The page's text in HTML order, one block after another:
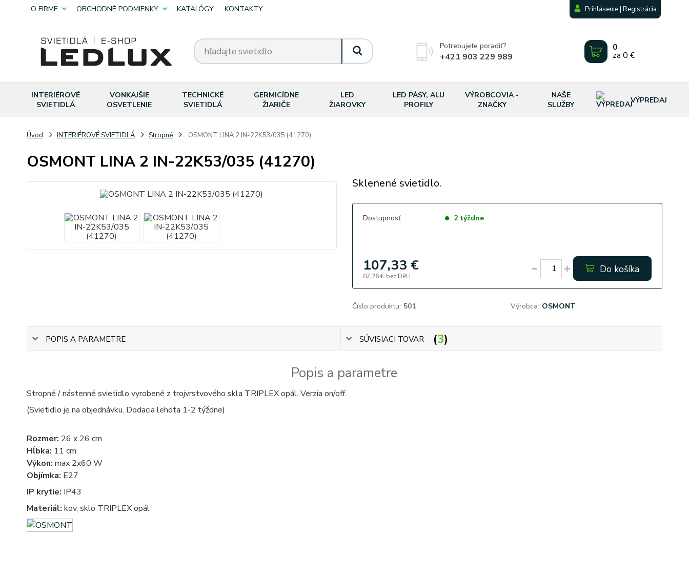
O FIRME OBCHODNÉ PODMIENKY KATALÓGY KONTAKTY Prihlásenie | Registrácia
Potrebujete poradiť?
+421 903 229 989
0
za 0 €
INTERIÉROVÉ
SVIETIDLÁ
VONKAJŠIE
OSVETLENIE
TECHNICKÉ
SVIETIDLÁ
GERMICÍDNE
ŽIARIČE
LED
ŽIAROVKY
LED PÁSY, ALU
PROFILY
VÝROBCOVIA -
ZNAČKY
NAŠE
SLUŽBY
VÝPREDAJ
Úvod INTERIÉROVÉ SVIETIDLÁ Stropné OSMONT LINA 2 IN-22K53/035 (41270)
OSMONT LINA 2 IN-22K53/035 (41270)
Sklenené svietidlo.
Dostupnosť 2 týždne
107,33 €
87,26 € bez DPH
Do košíka
Číslo produktu: 501 Výrobca: OSMONT
POPIS A PARAMETRE SÚVISIACI TOVAR 3
Popis a parametre
Stropné / nástenné svietidlo vyrobené z trojvrstvového skla TRIPLEX opál. Verzia on/off.
(Svietidlo je na objednávku. Dodacia lehota 1-2 týždne)
Rozmer: 26 x 26 cm
Hĺbka: 11 cm
Výkon: max 2x60 W
Objímka: E27
IP krytie: IP43
Materiál: kov, sklo TRIPLEX opál